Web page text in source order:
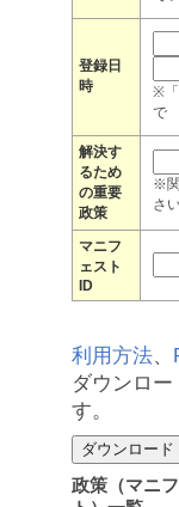
登録日
時
※
で
解決す
るため
の重要
政策
※
さい
マニフ
ェスト
ID
利用方法、
ダウンロー
す。
政策（マニ